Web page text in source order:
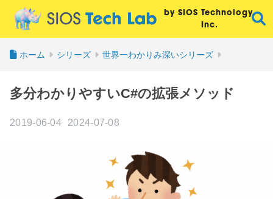
by SIOS Technology,
Inc.
ホーム シリーズ 世界一わかりみ深いシリーズ
多分わかりやすいC#の拡張メソッド
2019-06-04 2024-07-08